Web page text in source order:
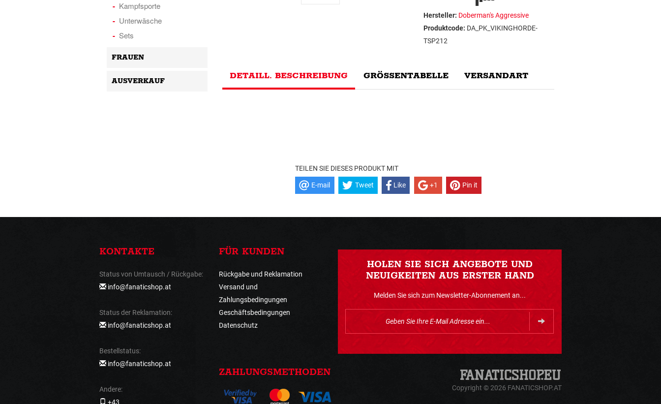
Hersteller: Doberman's Aggressive
Produktcode: DA_PK_VIKINGHORDE-
TSP212
DETAILL. BESCHREIBUNG GRÖSSENTABELLE VERSANDART
TEILEN SIE DIESES PRODUKT MIT
E-mail Tweet Like +1 Pin it
Kampfsporte
Unterwäsche
Sets
FRAUEN
AUSVERKAUF
KONTAKTE
Status von Umtausch / Rückgabe:
info@fanaticshop.at
Status der Reklamation:
info@fanaticshop.at
Bestellstatus:
info@fanaticshop.at
Andere:
+43
FÜR KUNDEN
Rückgabe und Reklamation
Versand und
Zahlungsbedingungen
Geschäftsbedingungen
Datenschutz
ZAHLUNGSMETHODEN
HOLEN SIE SICH ANGEBOTE UND
NEUIGKEITEN AUS ERSTER HAND
Melden Sie sich zum Newsletter-Abonnement an...
Copyright © 2026 FANATICSHOP.AT